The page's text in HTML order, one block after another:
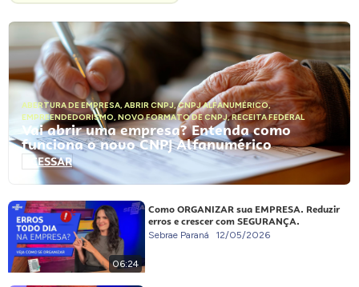
ABERTURA DE EMPRESA, ABRIR CNPJ,CNPJ ALFANUMÉRICO,
EMPREENDEDORISMO, NOVO FORMATO DE CNPJ,RECEITA FEDERAL
Vai abrir uma empresa? Entenda como
funciona o novo CNPJ Alfanumérico
ACESSAR
06:24
Como ORGANIZAR sua EMPRESA. Reduzir
erros e crescer com SEGURANÇA.
Sebrae Paraná 12/05/2026